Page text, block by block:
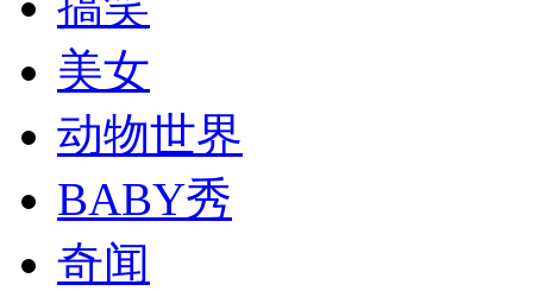
美女
动物世界
BABY秀
奇闻